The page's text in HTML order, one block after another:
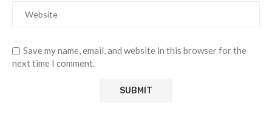
Save my name, email, and website in this browser for the
next time I comment.